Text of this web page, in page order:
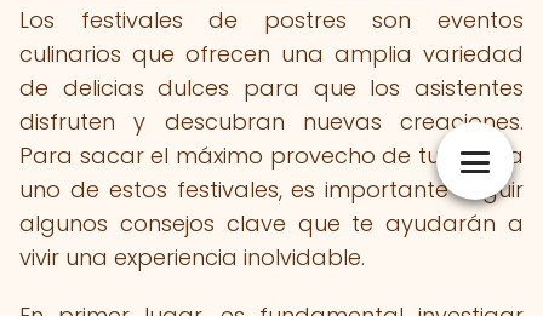
Los festivales de postres son eventos
culinarios que ofrecen una amplia variedad
de delicias dulces para que los asistentes
disfruten y descubran nuevas creaciones.
Para sacar el máximo provecho de tu visita a
uno de estos festivales, es importante seguir
algunos consejos clave que te ayudarán a
vivir una experiencia inolvidable.